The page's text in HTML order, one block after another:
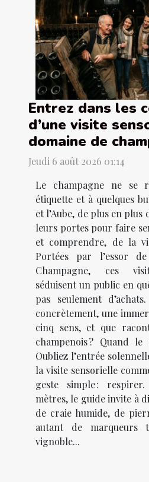
Entrez dans les
d’une visite
domaine de
Jeudi 6 août 2026 01:14
Le champagne ne se
étiquette et à quelques
et l’Aube, de plus en
leurs portes pour faire
et comprendre, de la
Portées par l’essor
Champagne, ces
séduisent un public en
pas seulement
concrètement, une
cinq sens, et que
champenois ? Quand
Oubliez l’entrée
la visite sensorielle
geste simple :
mètres, le guide invite à
de craie humide, de
autant de marqueurs
vignoble...